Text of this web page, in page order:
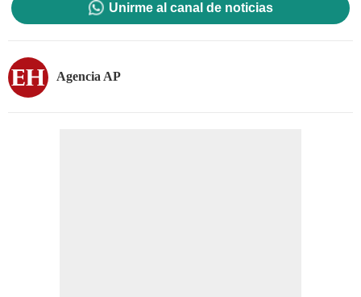
Unirme al canal de noticias
Agencia AP